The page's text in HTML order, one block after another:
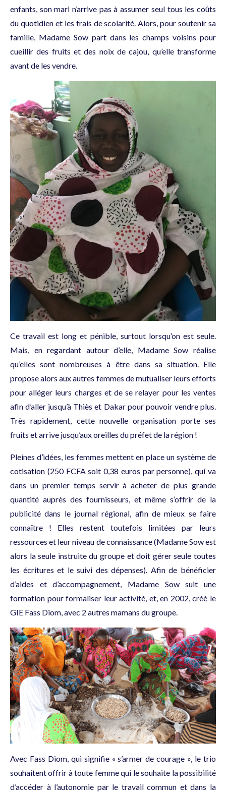
enfants, son mari n’arrive pas à assumer seul tous les coûts
du quotidien et les frais de scolarité. Alors, pour soutenir sa
famille, Madame Sow part dans les champs voisins pour
cueillir des fruits et des noix de cajou, qu’elle transforme
avant de les vendre.
Ce travail est long et pénible, surtout lorsqu’on est seule.
Mais, en regardant autour d’elle, Madame Sow réalise
qu’elles sont nombreuses à être dans sa situation. Elle
propose alors aux autres femmes de mutualiser leurs efforts
pour alléger leurs charges et de se relayer pour les ventes
afin d’aller jusqu’à Thiès et Dakar pour pouvoir vendre plus.
Très rapidement, cette nouvelle organisation porte ses
fruits et arrive jusqu’aux oreilles du préfet de la région !
Pleines d’idées, les femmes mettent en place un système de
cotisation (250 FCFA soit 0,38 euros par personne), qui va
dans un premier temps servir à acheter de plus grande
quantité auprès des fournisseurs, et même s’offrir de la
publicité dans le journal régional, afin de mieux se faire
connaître ! Elles restent toutefois limitées par leurs
ressources et leur niveau de connaissance (Madame Sow est
alors la seule instruite du groupe et doit gérer seule toutes
les écritures et le suivi des dépenses). Afin de bénéficier
d’aides et d’accompagnement, Madame Sow suit une
formation pour formaliser leur activité, et, en 2002, créé le
GIE Fass Diom, avec 2 autres mamans du groupe.
Avec Fass Diom, qui signifie « s’armer de courage », le trio
souhaitent offrir à toute femme qui le souhaite la possibilité
d’accéder à l’autonomie par le travail commun et dans la